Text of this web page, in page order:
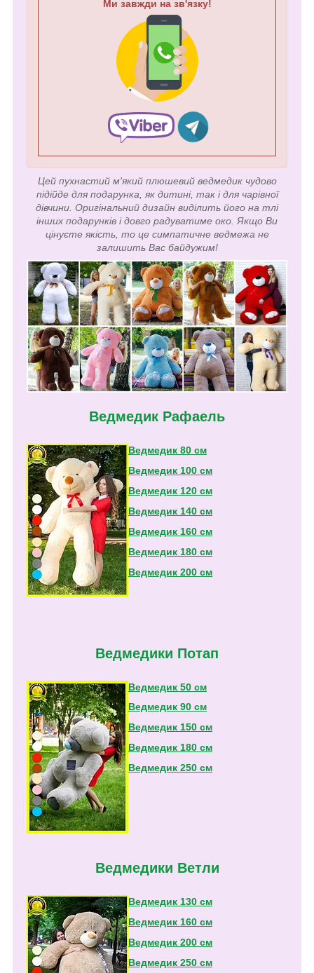
Ми завжди на зв'язку!
Цей пухнастий м'який плюшевий ведмедик чудово
підійде для подарунка, як дитині, так і для чарівної
дівчини. Оригінальний дизайн виділить його на тлі
інших подарунків і довго радуватиме око. Якщо Ви
цінуєте якість, то це симпатичне ведмежа не
залишить Вас байдужим!
Ведмедик Рафаель
Ведмедик 80 см
Ведмедик 100 см
Ведмедик 120 см
Ведмедик 140 см
Ведмедик 160 см
Ведмедик 180 см
Ведмедик 200 см
Ведмедики Потап
Ведмедик 50 см
Ведмедик 90 см
Ведмедик 150 см
Ведмедик 180 см
Ведмедик 250 см
Ведмедики Ветли
Ведмедик 130 см
Ведмедик 160 см
Ведмедик 200 см
Ведмедик 250 см